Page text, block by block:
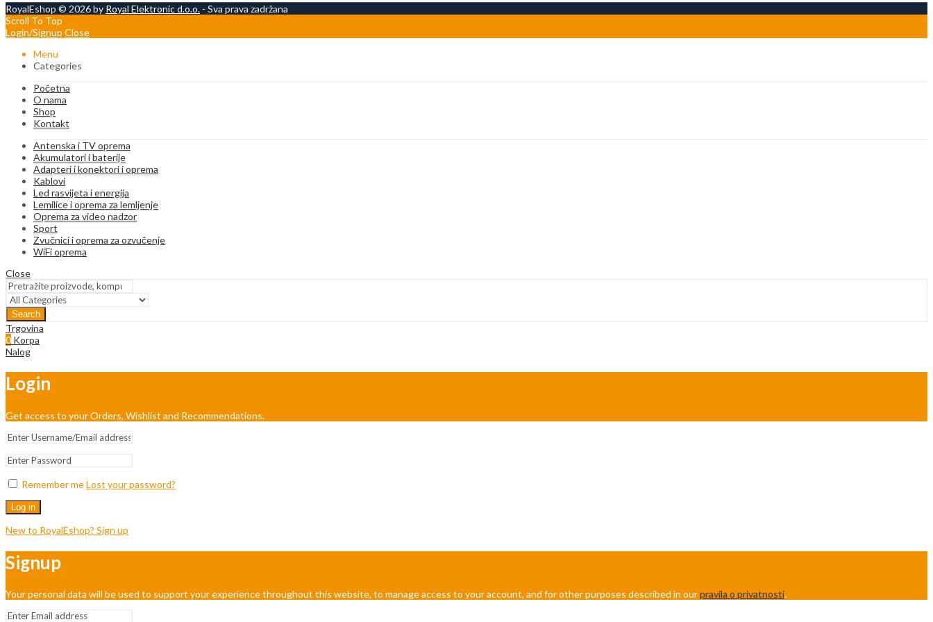
RoyalEshop © 2026 by Royal Elektronic d.o.o. - Sva prava zadržana
Scroll To Top
Login/Signup Close
Menu
Categories
Početna
O nama
Shop
Kontakt
Antenska i TV oprema
Akumulatori i baterije
Adapteri i konektori i oprema
Kablovi
Led rasvijeta i energija
Lemilice i oprema za lemljenje
Oprema za video nadzor
Sport
Zvučnici i oprema za ozvučenje
WiFi oprema
Close
Search
Trgovina
0 Korpa
Nalog
Login
Get access to your Orders, Wishlist and Recommendations.
Remember meLost your password?
Log in
New to RoyalEshop? Sign up
Signup
Your personal data will be used to support your experience throughout this website, to manage access to your account, and for other purposes described in ourpravila o privatnosti.